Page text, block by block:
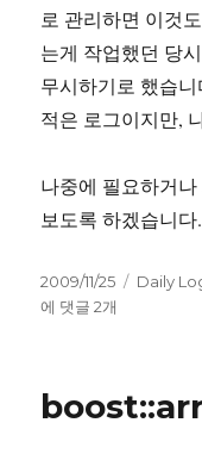
로 관리하면 이것
는게 작업했던 당
무시하기로 했습니
적은 로그이지만,
나중에 필요하거
보도록 하겠습니다.
작
성
2009/11/25
카
Daily
에 댓글 2개